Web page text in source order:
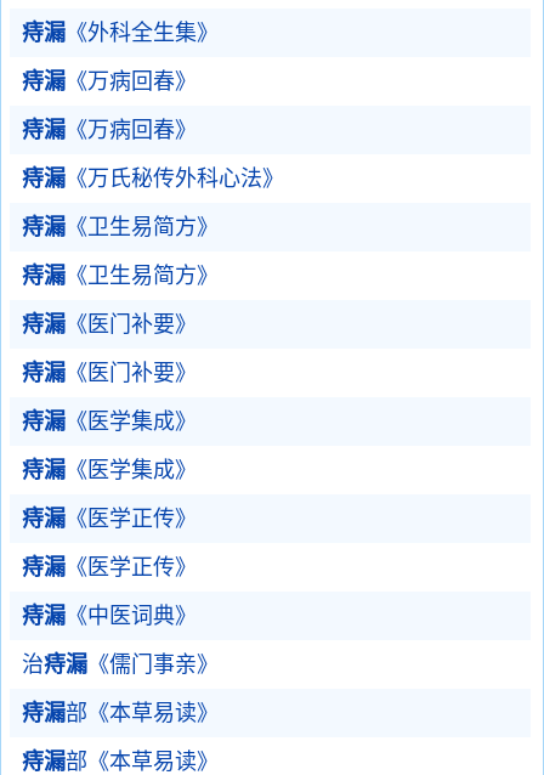
痔漏 《外科全生集》
痔漏 《万病回春》
痔漏 《万病回春》
痔漏 《万氏秘传外科心法》
痔漏 《卫生易简方》
痔漏 《卫生易简方》
痔漏 《医门补要》
痔漏 《医门补要》
痔漏 《医学集成》
痔漏 《医学集成》
痔漏 《医学正传》
痔漏 《医学正传》
痔漏 《中医词典》
治痔漏 《儒门事亲》
痔漏部《本草易读》
痔漏部《本草易读》